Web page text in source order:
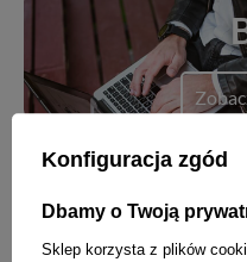
Konfiguracja zgód
Dbamy o Twoją
Sklep korzysta z plików